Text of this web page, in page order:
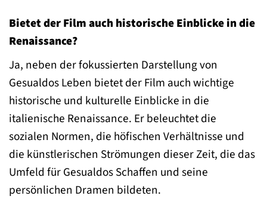
Bietet der Film auch historische Einblicke in die
Renaissance?
Ja, neben der fokussierten Darstellung von
Gesualdos Leben bietet der Film auch wichtige
historische und kulturelle Einblicke in die
italienische Renaissance. Er beleuchtet die
sozialen Normen, die höfischen Verhältnisse und
die künstlerischen Strömungen dieser Zeit, die das
Umfeld für Gesualdos Schaffen und seine
persönlichen Dramen bildeten.